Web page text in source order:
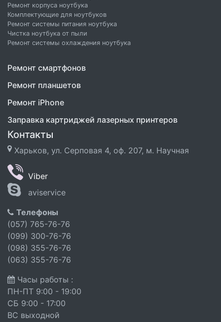
Ремонт корпуса ноутбука
Комплектующие для ноутбуков
Ремонт системы питания ноутбука
Чистка ноутбука от пыли
Ремонт системы охлаждения ноутбука
Ремонт смартфонов
Ремонт планшетов
Ремонт iPhone
Заправка картриджей лазерных принтеров
Контакты
Харьков, ул. Серповая 4, оф. 207, м. Научная
Viber
aviservice
Телефоны
(057) 765-76-76
(099) 300-76-76
(098) 355-76-76
(063) 355-76-76
Часы работы :
ПН-ПТ 9:00 - 19:00
СБ 9:00 - 17:00
ВС выходной